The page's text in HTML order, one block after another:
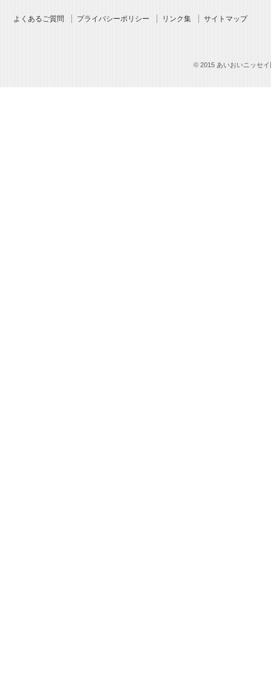
よくあるご質問 プライバシーポリシー リンク集 サイトマップ
© 2015 あいおいニッセ